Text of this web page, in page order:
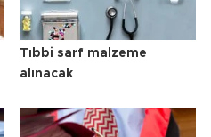
Tıbbi sarf malzeme
alınacak